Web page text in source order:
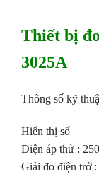
Thiết bị
3025A
Thông số kỹ
Hiển thị số
Điện áp thử :
Giải đo điện trở